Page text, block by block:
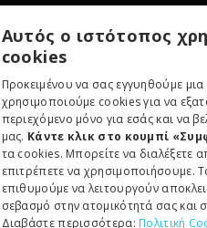
Copyright © 2024, RE-
Αυτός ο ιστότοπος
cookies
Προκειμένου να σας εγγυηθούμε
χρησιμοποιούμε cookies για να
περιεχόμενο μόνο για εσάς και να
μας. Κάντε κλικ στο κουμπί
τα cookies. Μπορείτε να διαλέξετε
επιτρέπετε να χρησιμοποιήσουμε.
επιθυμούμε να λειτουργούν
σεβασμό στην ατομικότητά σας και
Διαβάστε περισσότερα: Πολιτική